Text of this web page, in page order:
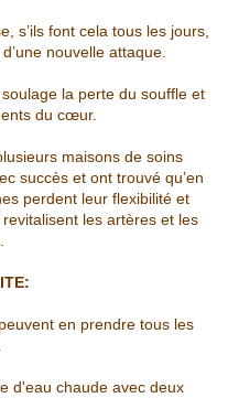
s’ils font cela tous les jours,
nouvelle attaque.
la perte du souffle et
du cœur.
maisons de soins
succès et ont trouvé qu’en
perdent leur flexibilité et
les artères et les
en prendre tous les
d'eau chaude avec deux